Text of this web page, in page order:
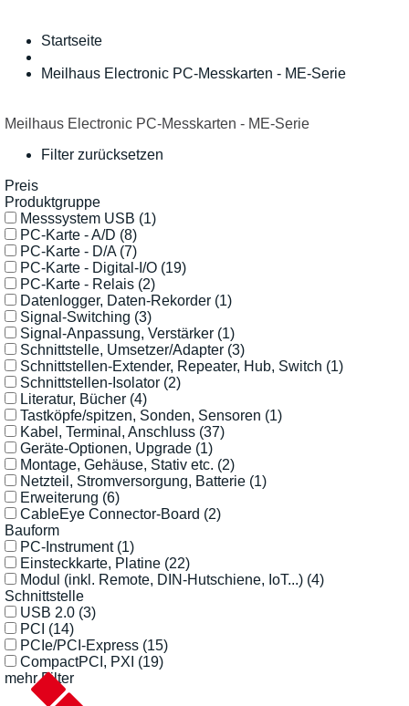
Startseite
Meilhaus Electronic PC-Messkarten - ME-Serie
Meilhaus Electronic PC-Messkarten - ME-Serie
Filter zurücksetzen
Preis
Produktgruppe
Messsystem USB (1)
PC-Karte - A/D (8)
PC-Karte - D/A (7)
PC-Karte - Digital-I/O (19)
PC-Karte - Relais (2)
Datenlogger, Daten-Rekorder (1)
Signal-Switching (3)
Signal-Anpassung, Verstärker (1)
Schnittstelle, Umsetzer/Adapter (3)
Schnittstellen-Extender, Repeater, Hub, Switch (1)
Schnittstellen-Isolator (2)
Literatur, Bücher (4)
Tastköpfe/spitzen, Sonden, Sensoren (1)
Kabel, Terminal, Anschluss (37)
Geräte-Optionen, Upgrade (1)
Montage, Gehäuse, Stativ etc. (2)
Netzteil, Stromversorgung, Batterie (1)
Erweiterung (6)
CableEye Connector-Board (2)
Bauform
PC-Instrument (1)
Einsteckkarte, Platine (22)
Modul (inkl. Remote, DIN-Hutschiene, IoT...) (4)
Schnittstelle
USB 2.0 (3)
PCI (14)
PCIe/PCI-Express (15)
CompactPCI, PXI (19)
mehr Filter